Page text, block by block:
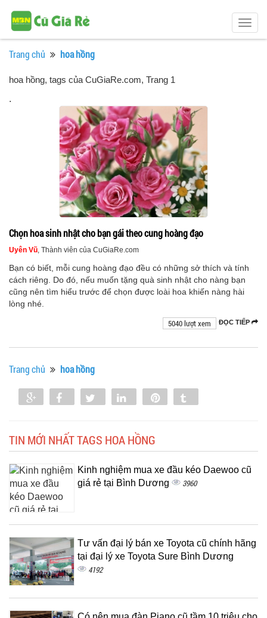
Trang chủ hoa hồng
hoa hồng, tags của CuGiaRe.com, Trang 1
.
Chọn hoa sinh nhật cho bạn gái theo cung hoàng đạo
Uyên Vũ, Thành viên của CuGiaRe.com
Bạn có biết, mỗi cung hoàng đạo đều có những sở thích và tính
cách riêng. Do đó, nếu muốn tặng quà sinh nhật cho nàng bạn
cũng nên tìm hiểu trước để chọn được loài hoa khiến nàng hài
lòng nhé.
ĐỌC TIẾP
5040 lượt xem
Trang chủ hoa hồng
Share Share Tweet Share
TIN MỚI NHẤT TAGS HOA HỒNG
Kinh nghiệm mua xe đầu kéo Daewoo cũ
giá rẻ tại Bình Dương
3960
Tư vấn đại lý bán xe Toyota cũ chính hãng
tại đại lý xe Toyota Sure Bình Dương
4192